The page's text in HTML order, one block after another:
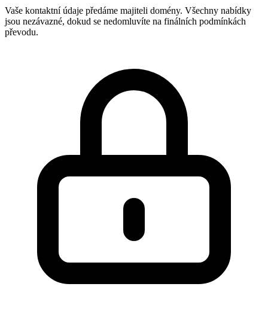
Vaše kontaktní údaje předáme majiteli domény. Všechny nabídky
jsou nezávazné, dokud se nedomluvíte na finálních podmínkách
převodu.